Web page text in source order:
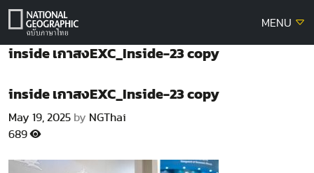
Skip
MENU
inside เกาสงEXC_Inside-23 copy
inside เกาสงEXC_Inside-23 copy
May 19, 2025 by NGThai
689